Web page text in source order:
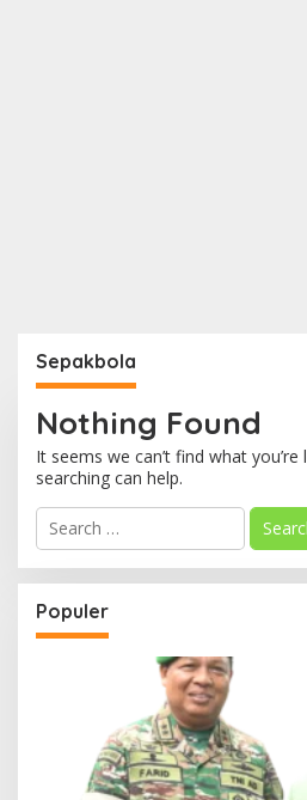
Sepakbola
Nothing Found
It seems we can’t find what
searching can help.
S
r
c
h
f
Populer